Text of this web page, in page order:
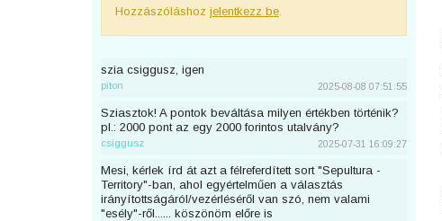
Hozzászóláshoz jelentkezz be
szia csiggusz, igen
piton 2025-08-08 07:51:55
Sziasztok! A pontok beváltása milyen értékben történik?
pl.: 2000 pont az egy 2000 forintos utalvány?
csiggusz 2025-07-31 16:09:27
Mesi, kérlek írd át azt a félreferdített sort "Sepultura -
Territory"-ban, ahol egyértelműen a választás
irányítottságáról/vezérléséről van szó, nem valami
"esély"-ről...... köszönöm előre is